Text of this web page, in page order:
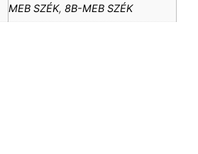
MEB SZÉK, 8B-MEB SZÉK